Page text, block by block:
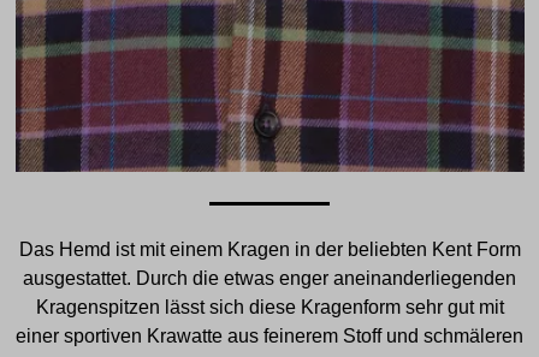
Das Hemd ist mit einem Kragen in der beliebten Kent Form
ausgestattet. Durch die etwas enger aneinanderliegenden
Kragenspitzen lässt sich diese Kragenform sehr gut mit
einer sportiven Krawatte aus feinerem Stoff und schmäleren